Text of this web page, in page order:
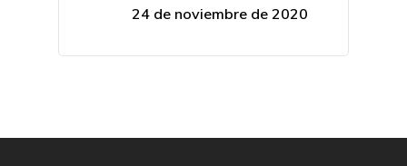
24 de noviembre de 2020